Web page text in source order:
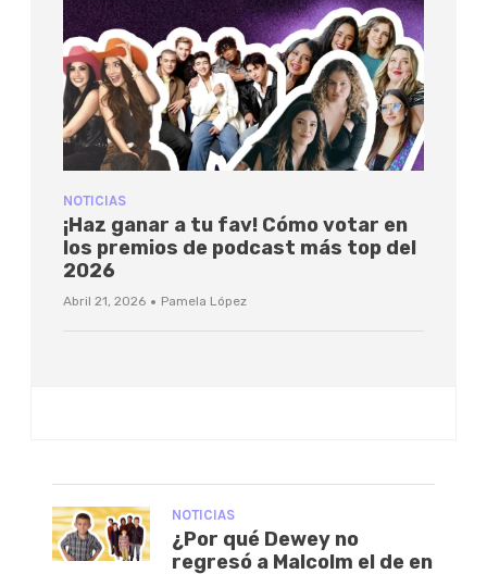
NOTICIAS
¡Haz ganar a tu fav! Cómo votar en
los premios de podcast más top del
2026
Abril 21, 2026 · Pamela López
NOTICIAS
¿Por qué Dewey no
regresó a Malcolm el de en